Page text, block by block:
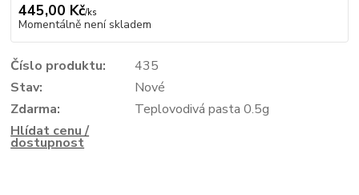
445,00 Kč/ks
Momentálně není skladem
Číslo produktu:
435
Stav:
Nové
Zdarma:
Teplovodivá pasta 0.5g
Hlídat cenu /
dostupnost